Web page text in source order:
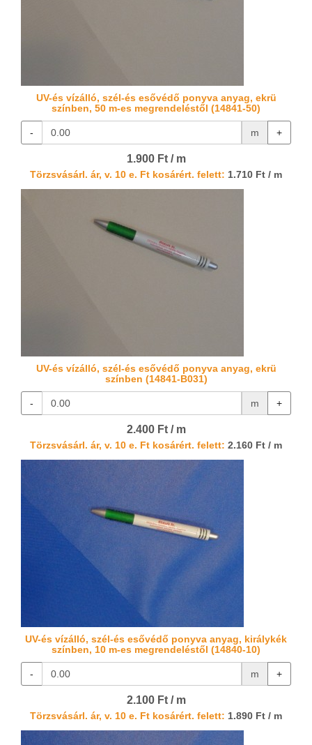
UV-és vízálló, szél-és esővédő ponyva anyag, ekrü
színben, 50 m-es megrendeléstől (14841-50)
- m +
1.900 Ft / m
Törzsvásárl. ár, v. 10 e. Ft kosárért. felett: 1.710 Ft / m
UV-és vízálló, szél-és esővédő ponyva anyag, ekrü
színben (14841-B031)
- m +
2.400 Ft / m
Törzsvásárl. ár, v. 10 e. Ft kosárért. felett: 2.160 Ft / m
UV-és vízálló, szél-és esővédő ponyva anyag, királykék
színben, 10 m-es megrendeléstől (14840-10)
- m +
2.100 Ft / m
Törzsvásárl. ár, v. 10 e. Ft kosárért. felett: 1.890 Ft / m